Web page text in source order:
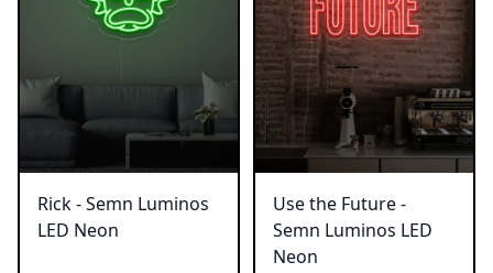
Rick - Semn Luminos
LED Neon
Use the Future -
Semn Luminos LED
Neon